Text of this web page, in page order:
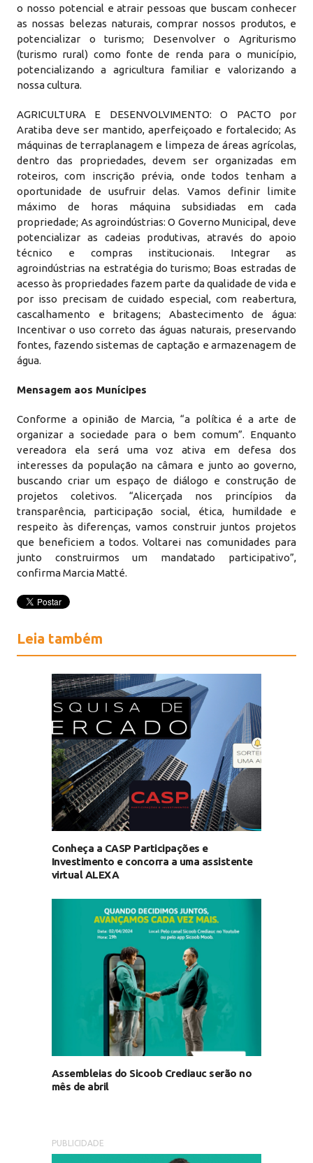
o nosso potencial e atrair pessoas que buscam conhecer
as nossas belezas naturais, comprar nossos produtos, e
potencializar o turismo; Desenvolver o Agriturismo
(turismo rural) como fonte de renda para o município,
potencializando a agricultura familiar e valorizando a
nossa cultura.
AGRICULTURA E DESENVOLVIMENTO: O PACTO por
Aratiba deve ser mantido, aperfeiçoado e fortalecido; As
máquinas de terraplanagem e limpeza de áreas agrícolas,
dentro das propriedades, devem ser organizadas em
roteiros, com inscrição prévia, onde todos tenham a
oportunidade de usufruir delas. Vamos definir limite
máximo de horas máquina subsidiadas em cada
propriedade; As agroindústrias: O Governo Municipal, deve
potencializar as cadeias produtivas, através do apoio
técnico e compras institucionais. Integrar as
agroindústrias na estratégia do turismo; Boas estradas de
acesso às propriedades fazem parte da qualidade de vida e
por isso precisam de cuidado especial, com reabertura,
cascalhamento e britagens; Abastecimento de água:
Incentivar o uso correto das águas naturais, preservando
fontes, fazendo sistemas de captação e armazenagem de
água.
Mensagem aos Munícipes
Conforme a opinião de Marcia, “a política é a arte de
organizar a sociedade para o bem comum”. Enquanto
vereadora ela será uma voz ativa em defesa dos
interesses da população na câmara e junto ao governo,
buscando criar um espaço de diálogo e construção de
projetos coletivos. “Alicerçada nos princípios da
transparência, participação social, ética, humildade e
respeito às diferenças, vamos construir juntos projetos
que beneficiem a todos. Voltarei nas comunidades para
junto construirmos um mandatado participativo”,
confirma Marcia Matté.
Leia também
Conheça a CASP Participações e
Investimento e concorra a uma assistente
virtual ALEXA
Assembleias do Sicoob Crediauc serão no
mês de abril
PUBLICIDADE